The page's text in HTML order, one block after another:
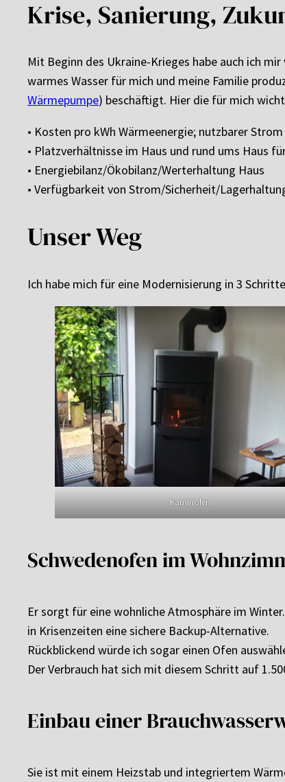
Krise, Sanierung,
Mit Beginn des Ukraine-Krieges habe auch ich
warmes Wasser für mich und meine Familie
Wärmepumpe) beschäftigt. Hier die für mich
• Kosten pro kWh Wärmeenergie; nutzbarer
• Platzverhältnisse im Haus und rund ums Haus
• Energiebilanz/Ökobilanz/Werterhaltung Haus
• Verfügbarkeit von Strom/Sicherheit/
Unser Weg
Ich habe mich für eine Modernisierung in 3
Kaminofen
Schwedenofen im
Er sorgt für eine wohnliche Atmosphäre im
in Krisenzeiten eine sichere Backup-Alternative.
Rückblickend würde ich sogar einen Ofen
Der Verbrauch hat sich mit diesem Schritt auf
Einbau einer
Sie ist mit einem Heizstab und integriertem